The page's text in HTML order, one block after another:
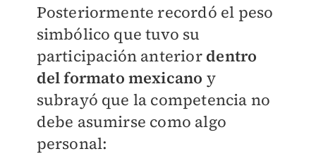
Posteriormente recordó el peso
simbólico que tuvo su
participación anterior dentro
del formato mexicano y
subrayó que la competencia no
debe asumirse como algo
personal: